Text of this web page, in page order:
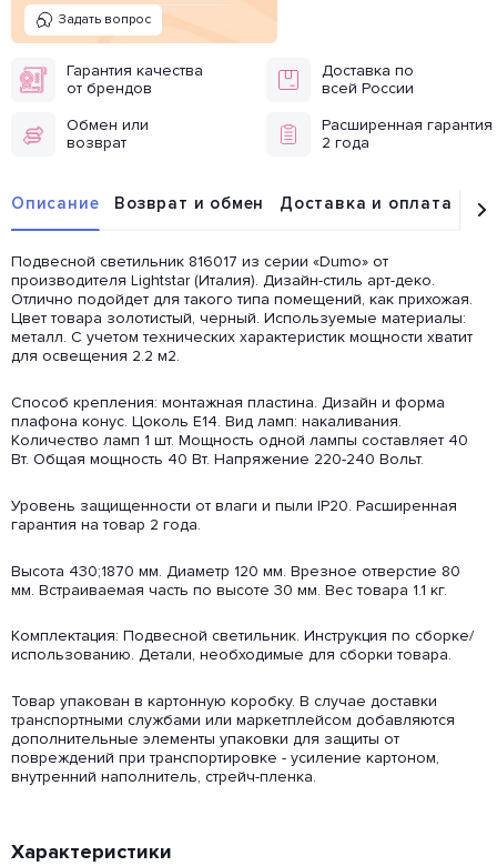
Задать вопрос
Гарантия качества
от брендов
Доставка по
всей России
Обмен или
возврат
Расширенная гарантия
2 года
Описание Возврат и обмен Доставка и оплата
Подвесной светильник 816017 из серии «Dumo» от
производителя Lightstar (Италия). Дизайн-стиль арт-деко.
Отлично подойдет для такого типа помещений, как прихожая.
Цвет товара золотистый, черный. Используемые материалы:
металл. С учетом технических характеристик мощности хватит
для освещения 2.2 м2.
Способ крепления: монтажная пластина. Дизайн и форма
плафона конус. Цоколь E14. Вид ламп: накаливания.
Количество ламп 1 шт. Мощность одной лампы составляет 40
Вт. Общая мощность 40 Вт. Напряжение 220-240 Вольт.
Уровень защищенности от влаги и пыли IP20. Расширенная
гарантия на товар 2 года.
Высота 430;1870 мм. Диаметр 120 мм. Врезное отверстие 80
мм. Встраиваемая часть по высоте 30 мм. Вес товара 1.1 кг.
Комплектация: Подвесной светильник. Инструкция по сборке/
использованию. Детали, необходимые для сборки товара.
Товар упакован в картонную коробку. В случае доставки
транспортными службами или маркетплейсом добавляются
дополнительные элементы упаковки для защиты от
повреждений при транспортировке - усиление картоном,
внутренний наполнитель, стрейч-пленка.
Характеристики